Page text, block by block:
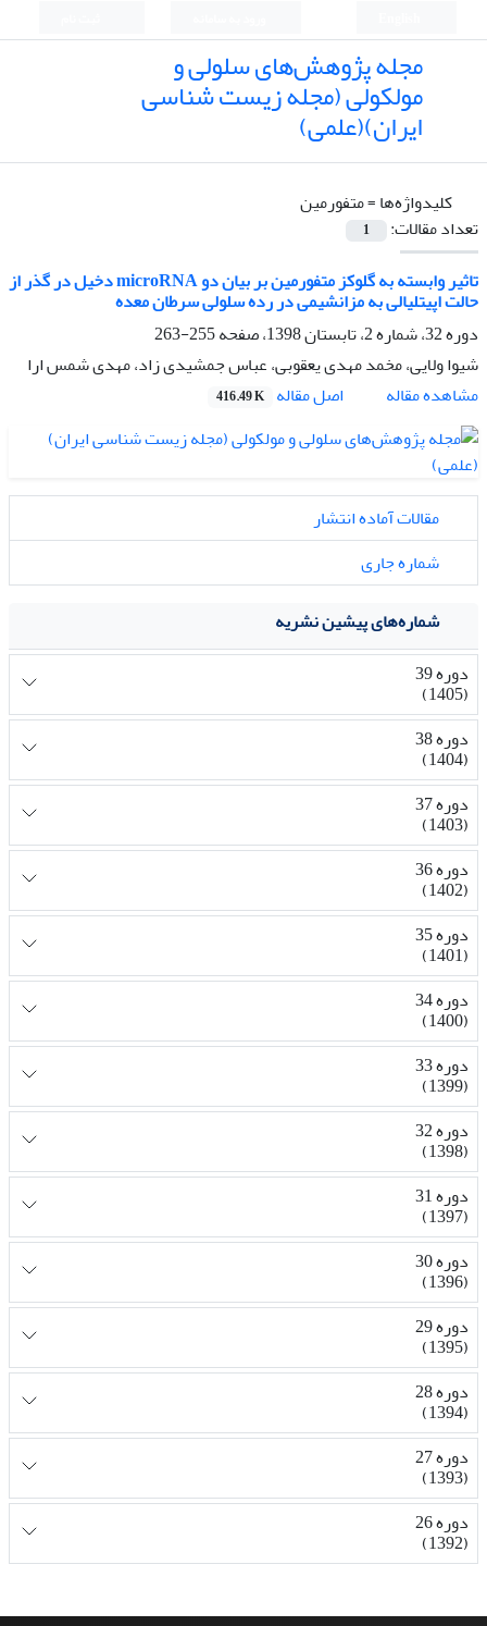
مجله پژوهش‌های سلولی و
مولکولی (مجله زیست شناسی
ایران)(علمی)
کلیدواژه‌ها =متفورمین
تعداد مقالات:
1
تاثیر وابسته به گلوکز متفورمین بر بیان دو microRNA دخیل در گذر از
حالت اپیتلیالی به مزانشیمی در رده سلولی سرطان معده
دوره 32، شماره 2، تابستان 1398، صفحه
255-263
شیوا ولایی، مخمد مهدی یعقوبی، عباس جمشیدی زاد، مهدی شمس ارا
مشاهده مقاله
اصل مقاله 416.49 K
مقالات آماده انتشار
شماره جاری
شماره‌های پیشین نشریه
دوره 39
(1405)
دوره 38
(1404)
دوره 37
(1403)
دوره 36
(1402)
دوره 35
(1401)
دوره 34
(1400)
دوره 33
(1399)
دوره 32
(1398)
دوره 31
(1397)
دوره 30
(1396)
دوره 29
(1395)
دوره 28
(1394)
دوره 27
(1393)
دوره 26
(1392)